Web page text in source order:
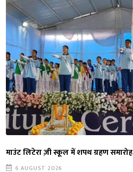
माउंट लिटेरा ज़ी स्कूल में शपथ ग्रहण समारोह
6 AUGUST 2026